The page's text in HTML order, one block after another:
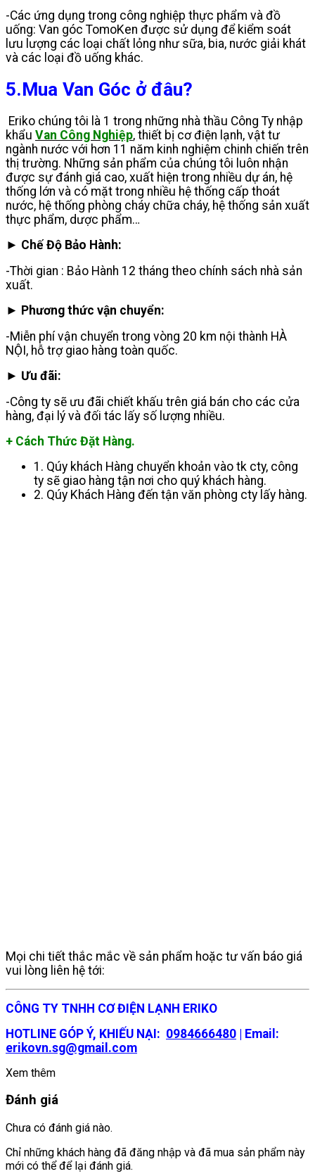
-Các ứng dụng trong công nghiệp thực phẩm và đồ
uống: Van góc TomoKen được sử dụng để kiểm soát
lưu lượng các loại chất lỏng như sữa, bia, nước giải khát
và các loại đồ uống khác.
5.Mua Van Góc ở đâu?
Eriko chúng tôi là 1 trong những nhà thầu Công Ty nhập
khẩu Van Công Nghiệp, thiết bị cơ điện lạnh, vật tư
ngành nước với hơn 11 năm kinh nghiệm chinh chiến trên
thị trường. Những sản phẩm của chúng tôi luôn nhận
được sự đánh giá cao, xuất hiện trong nhiều dự án, hệ
thống lớn và có mặt trong nhiều hệ thống cấp thoát
nước, hệ thống phòng cháy chữa cháy, hệ thống sản xuất
thực phẩm, dược phẩm…
► Chế Độ Bảo Hành:
-Thời gian : Bảo Hành 12 tháng theo chính sách nhà sản
xuất.
► Phương thức vận chuyển:
-Miễn phí vận chuyển trong vòng 20 km nội thành HÀ
NỘI, hỗ trợ giao hàng toàn quốc.
► Ưu đãi:
-Công ty sẽ ưu đãi chiết khấu trên giá bán cho các cửa
hàng, đại lý và đối tác lấy số lượng nhiều.
+ Cách Thức Đặt Hàng.
1. Qúy khách Hàng chuyển khoản vào tk cty, công
ty sẽ giao hàng tận nơi cho quý khách hàng.
2. Qúy Khách Hàng đến tận văn phòng cty lấy hàng.
Mọi chi tiết thắc mắc về sản phẩm hoặc tư vấn báo giá
vui lòng liên hệ tới:
CÔNG TY TNHH CƠ ĐIỆN LẠNH ERIKO
HOTLINE GÓP Ý, KHIẾU NẠI: 0984666480 | Email:
erikovn.sg@gmail.com
Xem thêm
Đánh giá
Chưa có đánh giá nào.
Chỉ những khách hàng đã đăng nhập và đã mua sản phẩm này
mới có thể để lại đánh giá.